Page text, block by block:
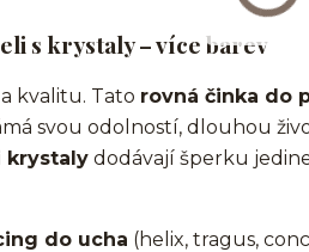
s krystaly – více barev
kvalitu. Tato rovná činka do
svou odolností, dlouhou
krystaly dodávají šperku
do ucha (helix, tragus,